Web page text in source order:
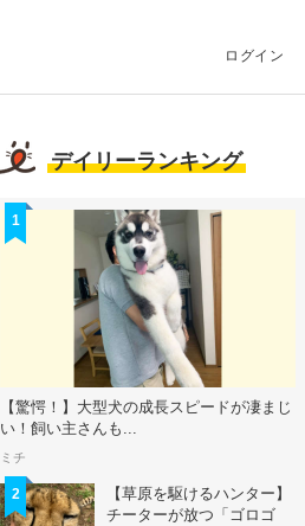
ログイン
デイリーランキング
1
【驚愕！】大型犬の成長スピードが凄まじ
い！飼い主さんも...
ミチ
2
【草原を駆けるハンター】
チーターが放つ「ゴロゴ